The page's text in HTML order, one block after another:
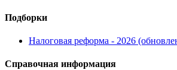
Подборки
Налоговая реформа - 2026
Справочная информация